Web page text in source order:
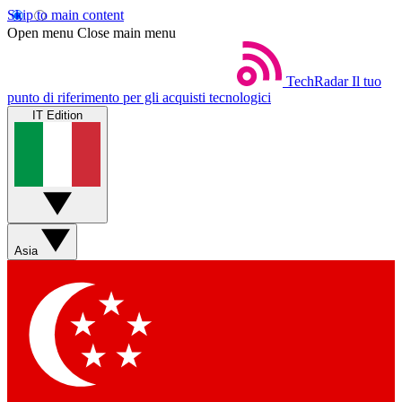
Skip to main content
Open menu Close main menu
TechRadar Il tuo
punto di riferimento per gli acquisti tecnologici
IT Edition
Asia